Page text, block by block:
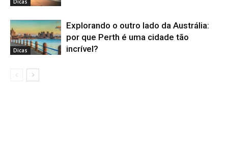
Dicas
Explorando o outro lado da Austrália:
por que Perth é uma cidade tão
incrível?